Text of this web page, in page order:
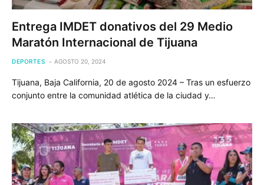
Entrega IMDET donativos del 29 Medio
Maratón Internacional de Tijuana
DEPORTES AGOSTO 20, 2024
Tijuana, Baja California, 20 de agosto 2024 – Tras un esfuerzo
conjunto entre la comunidad atlética de la ciudad y…